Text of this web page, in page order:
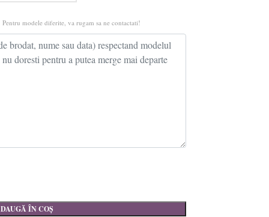
modele diferite, va rugam sa ne contactati!
ÎN COȘ